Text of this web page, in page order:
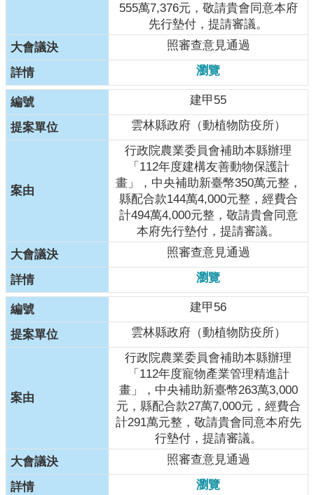
555萬7,376元，敬請貴會同意本府
先行墊付，提請審議。
照審查意見通過
瀏覽
建甲55
雲林縣政府（動植物防疫所）
行政院農業委員會補助本縣辦理
「112年度建構友善動物保護計
畫」，中央補助新臺幣350萬元整，
縣配合款144萬4,000元整，經費合
計494萬4,000元整，敬請貴會同意
本府先行墊付，提請審議。
照審查意見通過
瀏覽
建甲56
雲林縣政府（動植物防疫所）
行政院農業委員會補助本縣辦理
「112年度寵物產業管理精進計
畫」，中央補助新臺幣263萬3,000
元，縣配合款27萬7,000元，經費合
計291萬元整，敬請貴會同意本府先
行墊付，提請審議。
照審查意見通過
瀏覽